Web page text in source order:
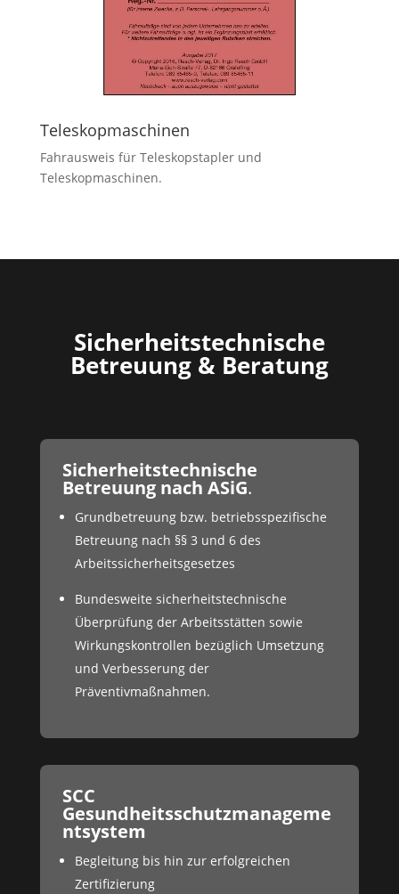
Teleskopmaschinen
Fahrausweis für Teleskopstapler und
Teleskopmaschinen.
Sicherheitstechnische
Betreuung & Beratung
Sicherheitstechnische
Betreuung nach ASiG.
Grundbetreuung bzw. betriebsspezifische
Betreuung nach §§ 3 und 6 des
Arbeitssicherheitsgesetzes
Bundesweite sicherheitstechnische
Überprüfung der Arbeitsstätten sowie
Wirkungskontrollen bezüglich Umsetzung
und Verbesserung der
Präventivmaßnahmen.
SCC
Gesundheitsschutzmanageme
ntsystem
Begleitung bis hin zur erfolgreichen
Zertifizierung